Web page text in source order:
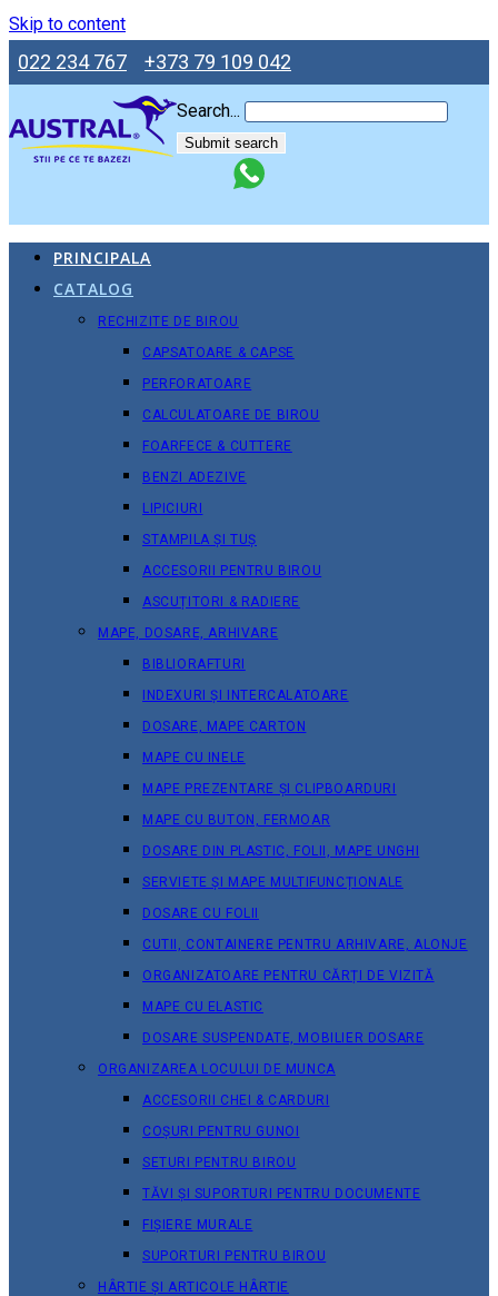
Skip to content
022 234 767 +373 79 109 042
Search...
Submit search
PRINCIPALA
CATALOG
RECHIZITE DE BIROU
CAPSATOARE & CAPSE
PERFORATOARE
CALCULATOARE DE BIROU
FOARFECE & CUTTERE
BENZI ADEZIVE
LIPICIURI
STAMPILA ȘI TUȘ
ACCESORII PENTRU BIROU
ASCUȚITORI & RADIERE
MAPE, DOSARE, ARHIVARE
BIBLIORAFTURI
INDEXURI ȘI INTERCALATOARE
DOSARE, MAPE CARTON
MAPE CU INELE
MAPE PREZENTARE ȘI CLIPBOARDURI
MAPE CU BUTON, FERMOAR
DOSARE DIN PLASTIC, FOLII, MAPE UNGHI
SERVIETE ȘI MAPE MULTIFUNCȚIONALE
DOSARE CU FOLII
CUTII, CONTAINERE PENTRU ARHIVARE, ALONJE
ORGANIZATOARE PENTRU CĂRȚI DE VIZITĂ
MAPE CU ELASTIC
DOSARE SUSPENDATE, MOBILIER DOSARE
ORGANIZAREA LOCULUI DE MUNCA
ACCESORII CHEI & СARDURI
COȘURI PENTRU GUNOI
SETURI PENTRU BIROU
TĂVI ȘI SUPORTURI PENTRU DOCUMENTE
FIȘIERE MURALE
SUPORTURI PENTRU BIROU
HÂRTIE ȘI ARTICOLE HÂRTIE